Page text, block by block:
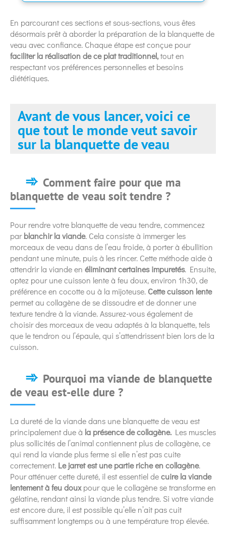
En parcourant ces sections et sous-sections, vous êtes
désormais prêt à aborder la préparation de la blanquette de
veau avec confiance. Chaque étape est conçue pour
faciliter la réalisation de ce plat traditionnel,tout en
respectant vos préférences personnelles et besoins
diététiques.
Avant de vous lancer, voici ce
que tout le monde veut savoir
sur la blanquette de veau
Comment faire pour que ma
blanquette de veau soit tendre ?
Pour rendre votre blanquette de veau tendre, commencez
parblanchir la viande. Cela consiste à immerger les
morceaux de veau dans de l’eau froide, à porter à ébullition
pendant une minute, puis à les rincer. Cette méthode aide à
attendrir la viande en éliminant certaines impuretés. Ensuite,
optez pour une cuisson lente à feu doux, environ 1h30, de
préférence en cocotte ou à la mijoteuse. Cette cuisson lente
permet au collagène de se dissoudre et de donner une
texture tendre à la viande. Assurez-vous également de
choisir des morceaux de veau adaptés à la blanquette, tels
que le tendron ou l’épaule, qui s’attendrissent bien lors de la
cuisson.
Pourquoi ma viande de blanquette
de veau est-elle dure ?
La dureté de la viande dans une blanquette de veau est
principalement due à la présence de collagène. Les muscles
plus sollicités de l’animal contiennent plus de collagène, ce
qui rend la viande plus ferme si elle n’est pas cuite
correctement. Le jarret est une partie riche en collagène.
Pour atténuer cette dureté, il est essentiel decuire la viande
lentement à feu douxpour que le collagène se transforme en
gélatine, rendant ainsi la viande plus tendre. Si votre viande
est encore dure, il est possible qu’elle n’ait pas cuit
suffisamment longtemps ou à une température trop élevée.